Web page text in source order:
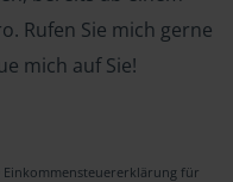
Rufen Sie mich gerne
mich auf Sie!
für